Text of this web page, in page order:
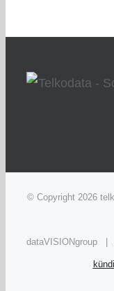
© Copyright 2026
dataVISIONgroup |